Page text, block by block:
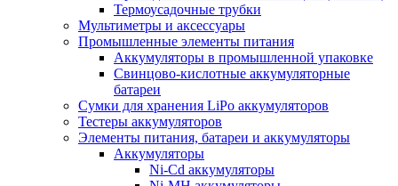
Термоусадочные трубки
Мультиметры и аксессуары
Промышленные элементы питания
Аккумуляторы в промышленной упаковке
Свинцово-кислотные аккумуляторные
батареи
Сумки для хранения LiPo аккумуляторов
Тестеры аккумуляторов
Элементы питания, батареи и аккумуляторы
Аккумуляторы
Ni-Cd аккумуляторы